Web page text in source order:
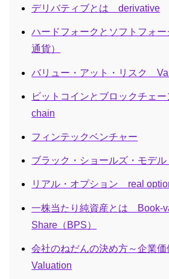
デリバティブとは derivative
ハードフォークとソフトフォ
通貨）
バリュー・アット・リスク
ビットコインとブロックチェ
chain
フィンテックベンチャー
ブラック・ショールズ・モデ
リアル・オプション real
一株当たり純資産とは Book-
Share（BPS）
会社のねだんの決め方～企業
Valuation